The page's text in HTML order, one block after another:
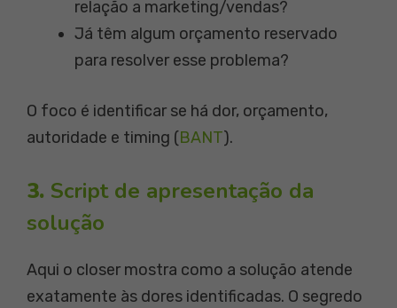
relação a marketing/vendas?
Já têm algum orçamento reservado
para resolver esse problema?
O foco é identificar se há dor, orçamento,
autoridade e timing (BANT).
3. Script de apresentação da
solução
Aqui o closer mostra como a solução atende
exatamente às dores identificadas. O segredo